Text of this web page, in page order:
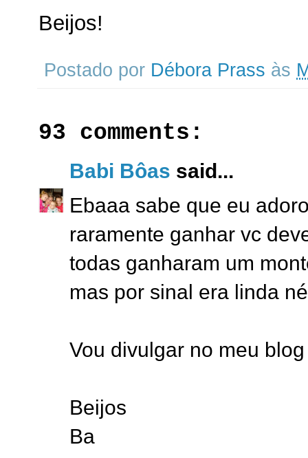
Beijos!
Postado por Débora Prass às
93 comments:
Babi Bôas said...
Ebaaa sabe que eu
raramente ganhar vc
todas ganharam um
mas por sinal era linda
Vou divulgar no meu
Beijos
Ba